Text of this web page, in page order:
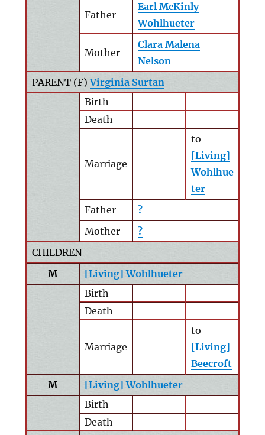
Father
Earl McKinly
Wohlhueter
Mother
Clara Malena
Nelson
PARENT (F)Virginia Surtan
Birth
Death
Marriage
to
[Living]
Wohlhue
ter
Father
?
Mother
?
CHILDREN
M
[Living] Wohlhueter
Birth
Death
Marriage
to
[Living]
Beecroft
M
[Living] Wohlhueter
Birth
Death